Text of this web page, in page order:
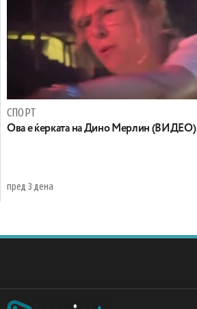
СПОРТ
Oва е ќерката на Дино Мерлин (ВИДЕО)
пред 3 дена